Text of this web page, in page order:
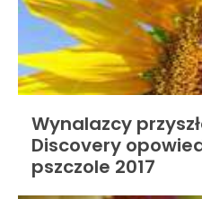
Wynalazcy
Discovery
pszczole 2017